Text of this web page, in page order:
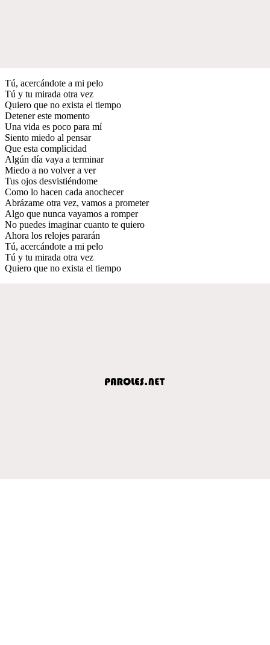
Tú, acercándote a mi pelo
Tú y tu mirada otra vez
Quiero que no exista el tiempo
Detener este momento
Una vida es poco para mí
Siento miedo al pensar
Que esta complicidad
Algún día vaya a terminar
Miedo a no volver a ver
Tus ojos desvistiéndome
Como lo hacen cada anochecer
Abrázame otra vez, vamos a prometer
Algo que nunca vayamos a romper
No puedes imaginar cuanto te quiero
Ahora los relojes pararán
Tú, acercándote a mi pelo
Tú y tu mirada otra vez
Quiero que no exista el tiempo